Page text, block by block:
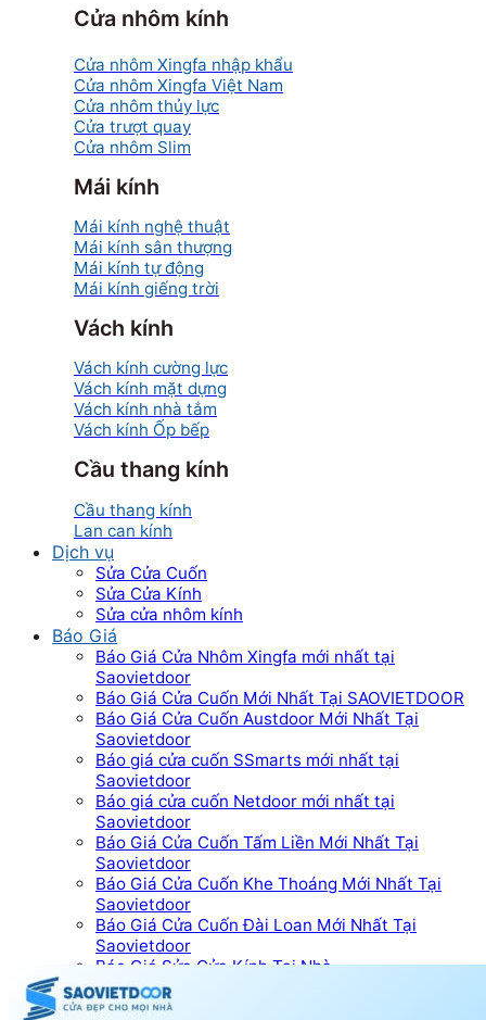
Cửa nhôm kính
Cửa nhôm Xingfa nhập khẩu
Cửa nhôm Xingfa Việt Nam
Cửa nhôm thủy lực
Cửa trượt quay
Cửa nhôm Slim
Mái kính
Mái kính nghệ thuật
Mái kính sân thượng
Mái kính tự động
Mái kính giếng trời
Vách kính
Vách kính cường lực
Vách kính mặt dựng
Vách kính nhà tắm
Vách kính Ốp bếp
Cầu thang kính
Cầu thang kính
Lan can kính
Dịch vụ
Sửa Cửa Cuốn
Sửa Cửa Kính
Sửa cửa nhôm kính
Báo Giá
Báo Giá Cửa Nhôm Xingfa mới nhất tại
Saovietdoor
Báo Giá Cửa Cuốn Mới Nhất Tại SAOVIETDOOR
Báo Giá Cửa Cuốn Austdoor Mới Nhất Tại
Saovietdoor
Báo giá cửa cuốn SSmarts mới nhất tại
Saovietdoor
Báo giá cửa cuốn Netdoor mới nhất tại
Saovietdoor
Báo Giá Cửa Cuốn Tấm Liền Mới Nhất Tại
Saovietdoor
Báo Giá Cửa Cuốn Khe Thoáng Mới Nhất Tại
Saovietdoor
Báo Giá Cửa Cuốn Đài Loan Mới Nhất Tại
Saovietdoor
Báo Giá Sửa Cửa Kính Tại Nhà
Tin tức
Tin Tuyển Dụng